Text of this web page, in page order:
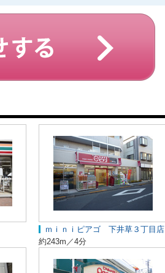
ｍｉｎｉピアゴ 下井草３丁目店
約243m／4分